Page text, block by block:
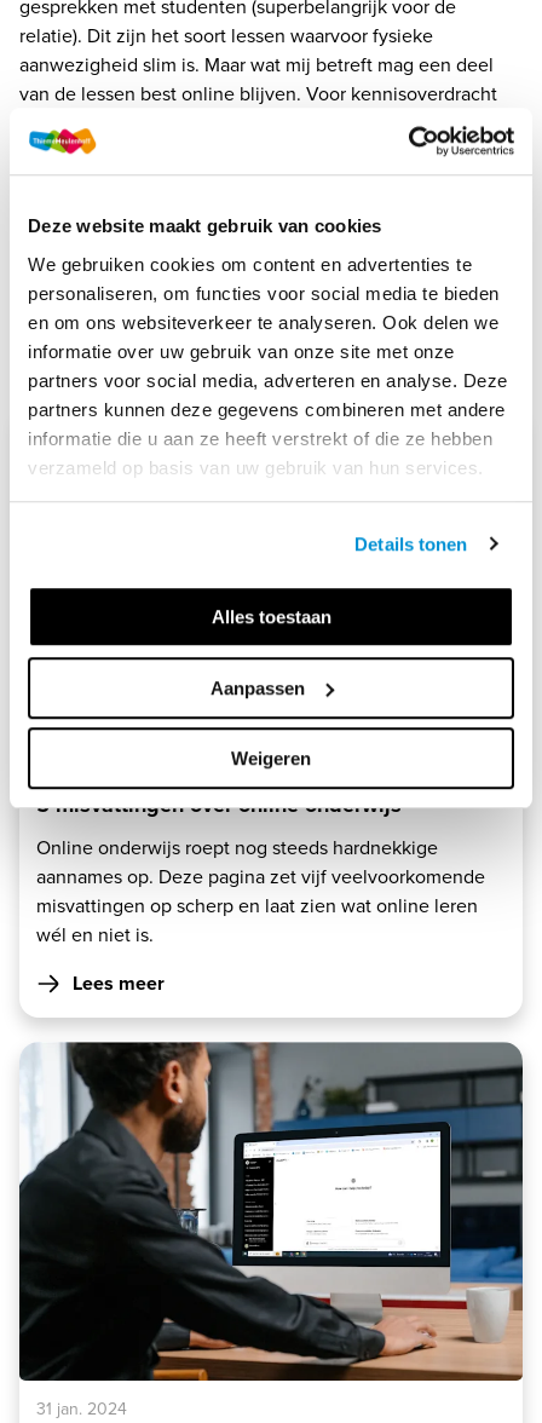
Deze website maakt gebruik van cookies
We gebruiken cookies om content en advertenties te
personaliseren, om functies voor social media te bieden
en om ons websiteverkeer te analyseren. Ook delen we
informatie over uw gebruik van onze site met onze
partners voor social media, adverteren en analyse. Deze
partners kunnen deze gegevens combineren met andere
informatie die u aan ze heeft verstrekt of die ze hebben
verzameld op basis van uw gebruik van hun services.
Details tonen
Alles toestaan
Aanpassen
Weigeren
gesprekken met studenten (superbelangrijk voor de
relatie). Dit zijn het soort lessen waarvoor fysieke
aanwezigheid slim is. Maar wat mij betreft mag een deel
van de lessen best online blijven. Voor kennisoverdracht
en leergesprekken hoef je echt niet in een lokaal te zijn;
dat blijkt allemaal prima digitaal te kunnen. Ik ben
benieuwd of mbo-scholen dat straks ook zo zien!
MEER LEZEN
5 misvattingen over online onderwijs
Online onderwijs roept nog steeds hardnekkige
aannames op. Deze pagina zet vijf veelvoorkomende
misvattingen op scherp en laat zien wat online leren
wél en niet is.
Lees meer
31 jan. 2024